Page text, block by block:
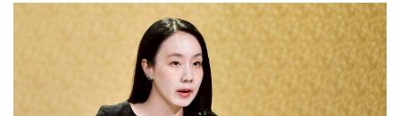
ที่เดียว พร้อมกิจกรรมส่งเสริมธุรกิจครบวงจร
จากเชิงลบ สู่มั่นคง